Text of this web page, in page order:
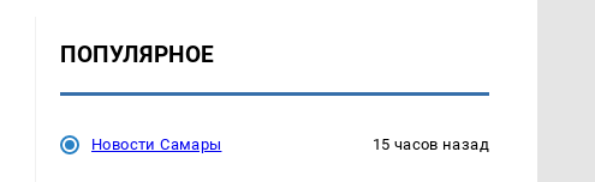
ПОПУЛЯРНОЕ
Новости Самары 15 часов назад